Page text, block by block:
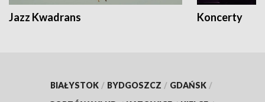
Jazz Kwadrans Koncerty
BIAŁYSTOK / BYDGOSZCZ / GDAŃSK /